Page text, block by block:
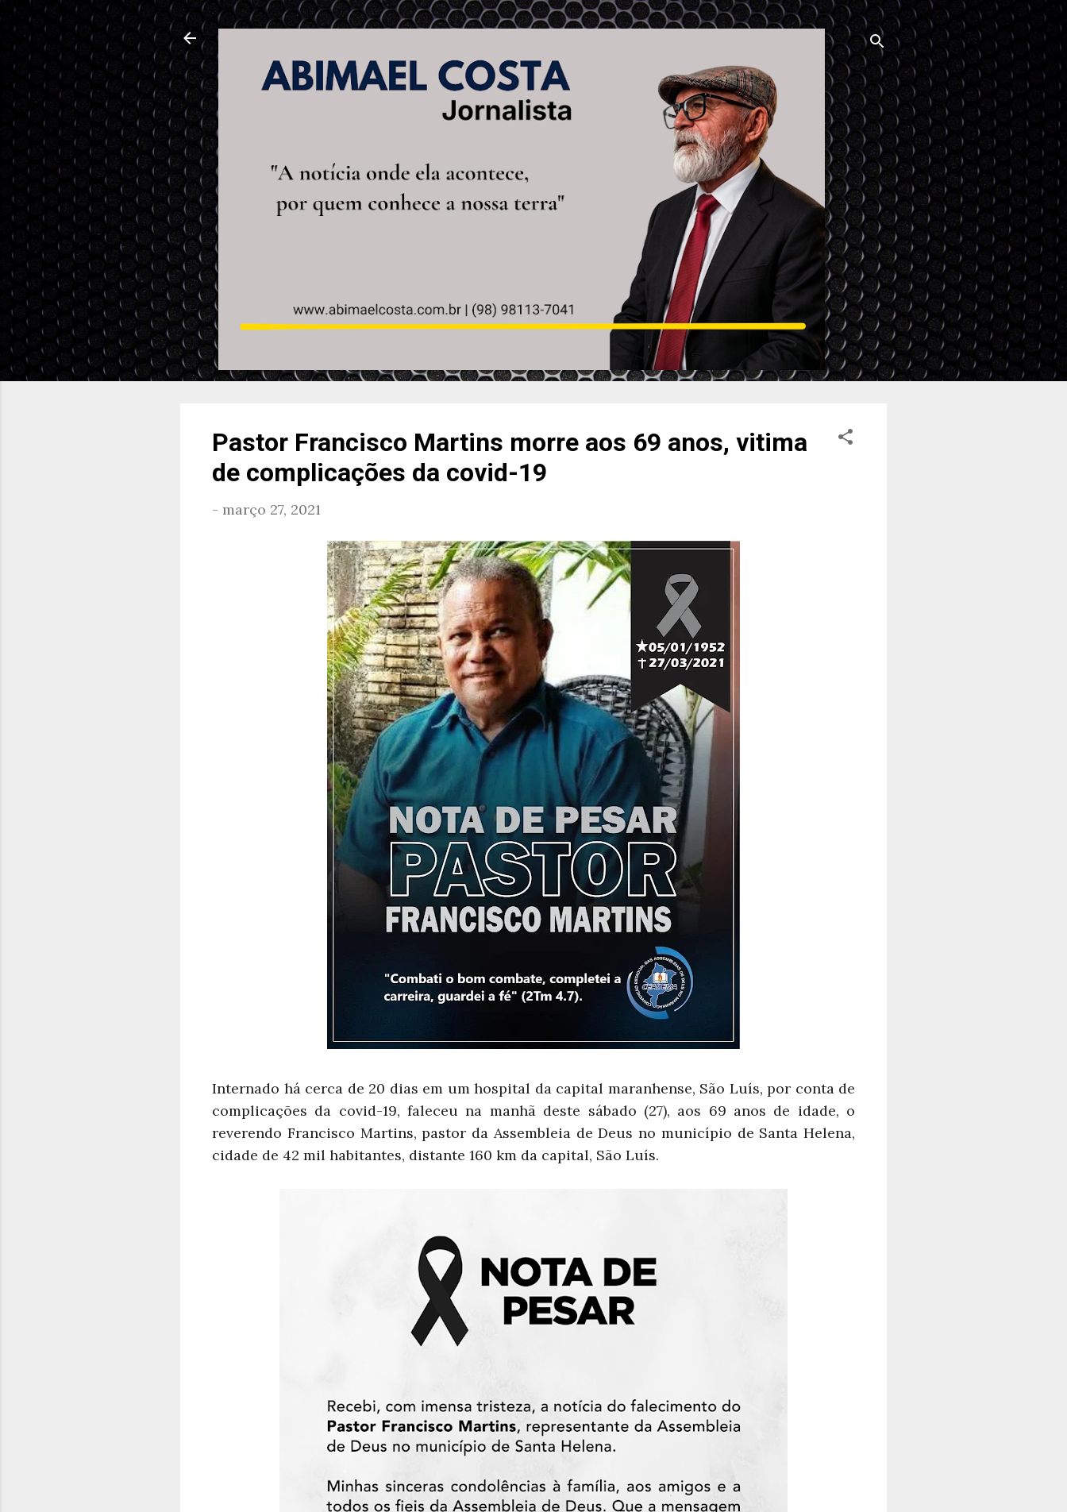
Pular para o conteúdo principal
Pastor Francisco Martins morre aos 69 anos, vitima
de complicações da covid-19
- março 27, 2021
Internado há cerca de 20 dias em um hospital da capital maranhense, São Luís, por conta de
complicações da covid-19, faleceu na manhã deste sábado (27), aos 69 anos de idade, o
reverendo Francisco Martins, pastor da Assembleiade Deus no município de Santa Helena,
cidade de 42 mil habitantes, distante 160 km da capital, São Luís.